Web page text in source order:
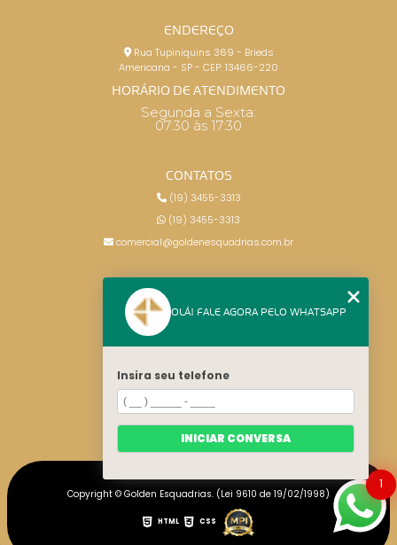
ENDEREÇO
Rua Tupiniquins 369 - Brieds
Americana - SP - CEP: 13466-220
HORÁRIO DE ATENDIMENTO
Segunda a Sexta:
07:30 às 17:30
CONTATOS
(19) 3455-3313
(19) 3455-3313
comercial@goldenesquadrias.com.br
HOME
CATEGORIAS
MAPA DO SITE
Copyright © Golden Esquadrias. (Lei 9610 de 19/02/1998)
HTML CSS
1
OLÁ! FALE AGORA PELO WHATSAPP
Insira seu telefone
INICIAR CONVERSA